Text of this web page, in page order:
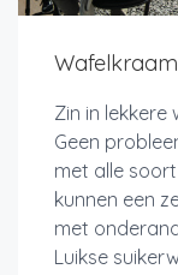
Zin in
Geen
met alle
kunnen een
met
Luikse